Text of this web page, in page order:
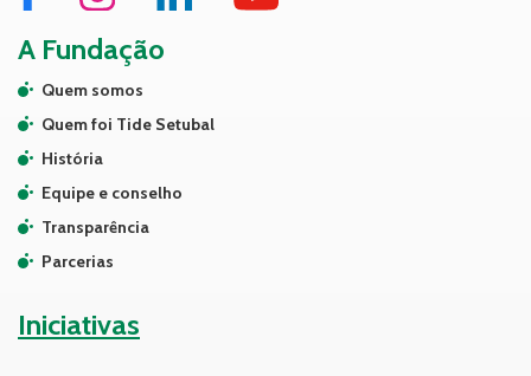
A Fundação
Quem somos
Quem foi Tide Setubal
História
Equipe e conselho
Transparência
Parcerias
Iniciativas